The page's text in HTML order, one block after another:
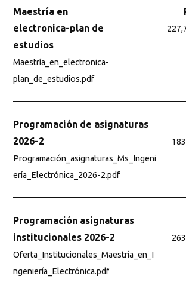
Maestría en
electronica-plan de
estudios
Maestría_en_electronica-
plan_de_estudios.pdf
Programación de asignaturas
2026-2
Programación_asignaturas_Ms_Ingeni
ería_Electrónica_2026-2.pdf
Programación asignaturas
institucionales 2026-2
Oferta_Institucionales_Maestría_en_I
ngeniería_Electrónica.pdf